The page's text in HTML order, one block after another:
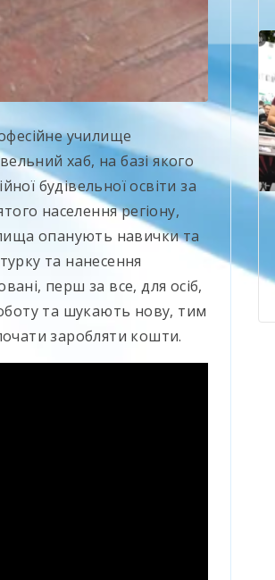
училище
хаб, на базі якого
будівельної освіти за
населення регіону,
опанують навички та
та нанесення
перш за все, для осіб,
та шукають нову, тим
заробляти кошти.